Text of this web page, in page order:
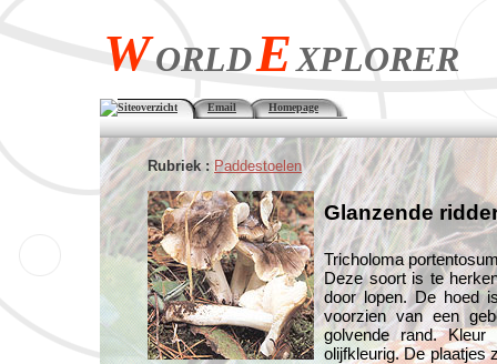
WORLDEXPLORER
Siteoverzicht Email Homepage
Rubriek : Paddestoelen
Glanzende
Tricholoma
Deze soort is te
door lopen. De hoed
voorzien van een
golvende rand.
olijfkleurig. De plaatjes